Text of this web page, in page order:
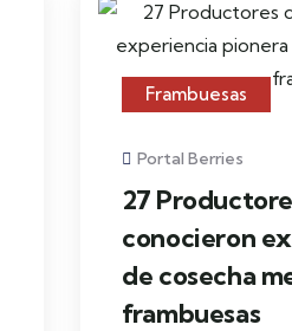
Frambuesas
Portal Berries
27
conocieron
de cosecha
frambuesas